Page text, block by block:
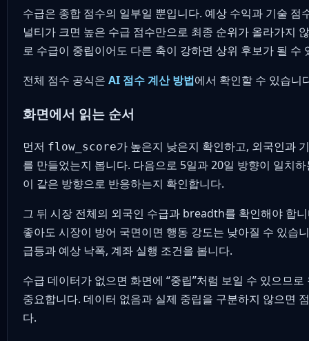
수급은 종합 점수의 일부일 뿐입니다. 예상 수익과 기술 점
널티가 크면 높은 수급 점수만으로 최종 순위가 올라가지
로 수급이 중립이어도 다른 축이 강하면 상위 후보가 될 수
전체 점수 공식은 AI 점수 계산 방법에서 확인할 수 있습니
화면에서 읽는 순서
먼저 flow_score가 높은지 낮은지 확인하고, 외국인과
를 만들었는지 봅니다. 다음으로 5일과 20일 방향이 일치
이 같은 방향으로 반응하는지 확인합니다.
그 뒤 시장 전체의 외국인 수급과 breadth를 확인해야 합
좋아도 시장이 방어 국면이면 행동 강도는 낮아질 수 있습
급등과 예상 낙폭, 계좌 실행 조건을 봅니다.
수급 데이터가 없으면 화면에 “중립”처럼 보일 수 있으므
중요합니다. 데이터 없음과 실제 중립을 구분하지 않으면
다.